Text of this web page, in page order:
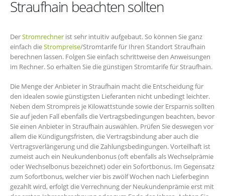
Straufhain beachten sollten
DerStromrechner ist sehr intuitiv aufgebaut. So können Sie ganz
einfach dieStrompreise/Stromtarife für Ihren Standort Straufhain
berechnen lassen. Folgen Sie einfach schrittweise den Anweisungen
im Rechner. So erhalten Sie die günstigen Stromtarife für Straufhain.
Die Menge der Anbieter in Straufhain macht die Entscheidung für
den idealen sowie günstigsten Lieferanten nicht unbedingt leichter.
Neben dem Strompreis je Kilowattstunde sowie der Ersparnis sollten
Sie auf jeden Fall ebenfalls die Vertragsbedingungen beachten, bevor
Sie einen Anbieter in Straufhain auswählen. Prüfen Sie deswegen vor
allem die Kündigungsfristen, die Vertragsbindung aber auch die
Vertragsverlängerung und die Zahlungsbedingungen. Vorteilhaft ist
zumeist auch ein Neukundenbonus (oft ebenfalls als Wechselprämie
oder Wechselbonus bezeichnet) oder ein Sofortbonus. Im Gegensatz
zum Sofortbonus, welcher vier bis zwölf Wochen nach Lieferbeginn
gezahlt wird, erfolgt die Verrechnung der Neukundenprämie erst mit